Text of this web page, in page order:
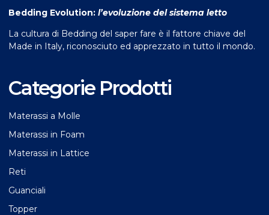
Bedding Evolution: l’evoluzione del sistema letto
La cultura di Bedding del saper fare è il fattore chiave del
Made in Italy, riconosciuto ed apprezzato in tutto il mondo.
Categorie Prodotti
Materassi a Molle
Materassi in Foam
Materassi in Lattice
Reti
Guanciali
Topper